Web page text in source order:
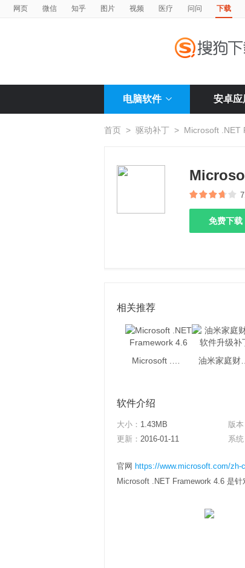
网页 微信 知乎 图片 视频 医疗 问问 下载
电脑软件 安卓应
首页 > 驱动补丁 > Microsoft .NET
免费下载
相关推荐
软件介绍
大小： 1.43MB 版本
更新： 2016-01-11 系统
官网 https://www.microsoft.com/zh-
Microsoft .NET Framework 4.6 是